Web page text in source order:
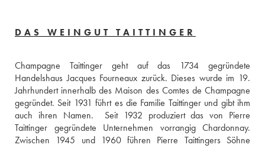
DAS WEINGUT TAITTINGER
Champagne Taittinger geht auf das 1734 gegründete
Handelshaus Jacques Fourneaux zurück. Dieses wurde im 19.
Jahrhundert innerhalb des Maison des Comtes de Champagne
gegründet. Seit 1931 führt es die Familie Taittinger und gibt ihm
auch ihren Namen.  Seit 1932 produziert das von Pierre
Taittinger gegründete Unternehmen vorrangig Chardonnay.
Zwischen 1945 und 1960 führen Pierre Taittingers Söhne